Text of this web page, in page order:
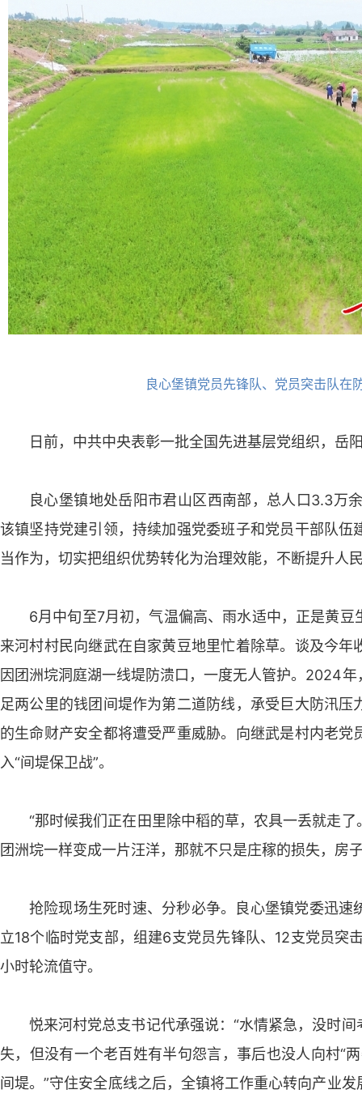
良心堡镇党员先锋队、党员突击队在
日前，中共中央表彰一批全国先进基层党组织，岳
良心堡镇地处岳阳市君山区西南部，总人口3.3万
该镇坚持党建引领，持续加强党委班子和党员干部队
当作为，切实把组织优势转化为治理效能，不断提升人
6月中旬至7月初，气温偏高、雨水适中，正是黄
来河村村民向继武在自家黄豆地里忙着除草。谈及今
因团洲垸洞庭湖一线堤防溃口，一度无人管护。2024
足两公里的钱团间堤作为第二道防线，承受巨大防汛
的生命财产安全都将遭受严重威胁。向继武是村内老
入“间堤保卫战”。
“那时候我们正在田里除中稻的草，农具一丢就走
团洲垸一样变成一片汪洋，那就不只是庄稼的损失，房
抢险现场生死时速、分秒必争。良心堡镇党委迅
立18个临时党支部，组建6支党员先锋队、12支党员突
小时轮流值守。
悦来河村党总支书记代承强说：“水情紧急，没时
失，但没有一个老百姓有半句怨言，事后也没人向村“
间堤。”守住安全底线之后，全镇将工作重心转向产业